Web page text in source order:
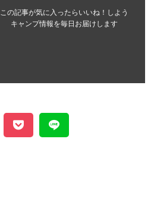
この記事が気に入ったらいいね！しよう
キャンプ情報を毎日お届けします